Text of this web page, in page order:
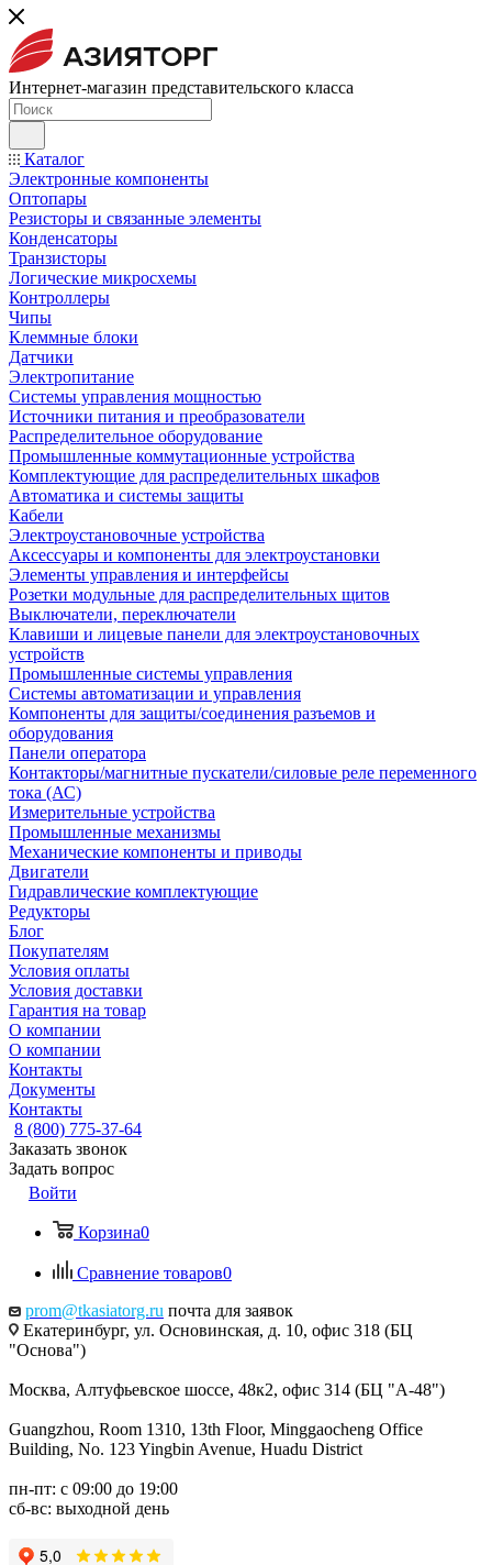
Интернет-магазин представительского класса
Каталог
Электронные компоненты
Оптопары
Резисторы и связанные элементы
Конденсаторы
Транзисторы
Логические микросхемы
Контроллеры
Чипы
Клеммные блоки
Датчики
Электропитание
Системы управления мощностью
Источники питания и преобразователи
Распределительное оборудование
Промышленные коммутационные устройства
Комплектующие для распределительных шкафов
Автоматика и системы защиты
Кабели
Электроустановочные устройства
Аксессуары и компоненты для электроустановки
Элементы управления и интерфейсы
Розетки модульные для распределительных щитов
Выключатели, переключатели
Клавиши и лицевые панели для электроустановочных
устройств
Промышленные системы управления
Системы автоматизации и управления
Компоненты для защиты/соединения разъемов и
оборудования
Панели оператора
Контакторы/магнитные пускатели/силовые реле переменного
тока (АС)
Измерительные устройства
Промышленные механизмы
Механические компоненты и приводы
Двигатели
Гидравлические комплектующие
Редукторы
Блог
Покупателям
Условия оплаты
Условия доставки
Гарантия на товар
О компании
О компании
Контакты
Документы
Контакты
8 (800) 775-37-64
Заказать звонок
Задать вопрос
Войти
Корзина0
Сравнение товаров0
prom@tkasiatorg.ru почта для заявок
Екатеринбург, ул. Основинская, д. 10, офис 318 (БЦ
"Основа")
Москва, Алтуфьевское шоссе, 48к2, офис 314 (БЦ "А-48")
Guangzhou, Room 1310, 13th Floor, Minggaocheng Office
Building, No. 123 Yingbin Avenue, Huadu District
пн-пт: с 09:00 до 19:00
сб-вс: выходной день